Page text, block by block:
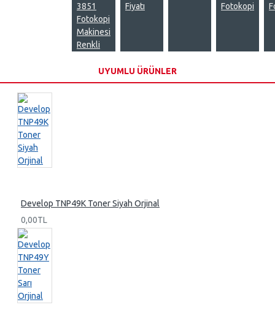
3851
Fotokopi
Makinesi
Renkli
Fiyatı
Fotokopi
UYUMLU ÜRÜNLER
Develop TNP49K Toner Siyah Orjinal
0,00TL